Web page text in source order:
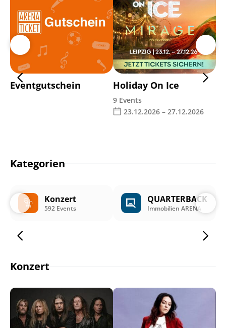
Eventgutschein Holiday On Ice
9 Events
23.12.2026 – 27.12.2026
Kategorien
Konzert
592 Events
QUARTERBACK
Immobilien ARENA
Konzert